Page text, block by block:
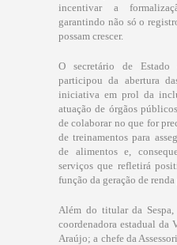
incentivar a
garantindo não só o
possam crescer.
O secretário de Estado
participou da abertura
iniciativa em prol da
atuação de órgãos
de colaborar no que for
de treinamentos para
de alimentos e,
serviços que refletirá
função da geração de renda
Além do titular da
coordenadora estadual da
Araújo; a chefe da